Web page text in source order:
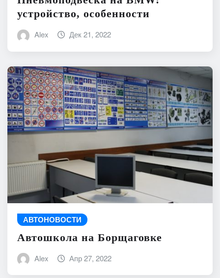
устройство, особенности
Alex Дек 21, 2022
АВТОНОВОСТИ
Автошкола на Борщаговке
Alex Апр 27, 2022